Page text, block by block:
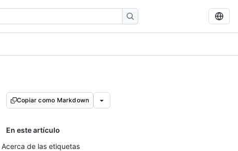
Copiar como Markdown
En este artículo
Acerca de las etiquetas